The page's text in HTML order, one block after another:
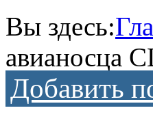
Вы здесь:
авианосца
Добавить